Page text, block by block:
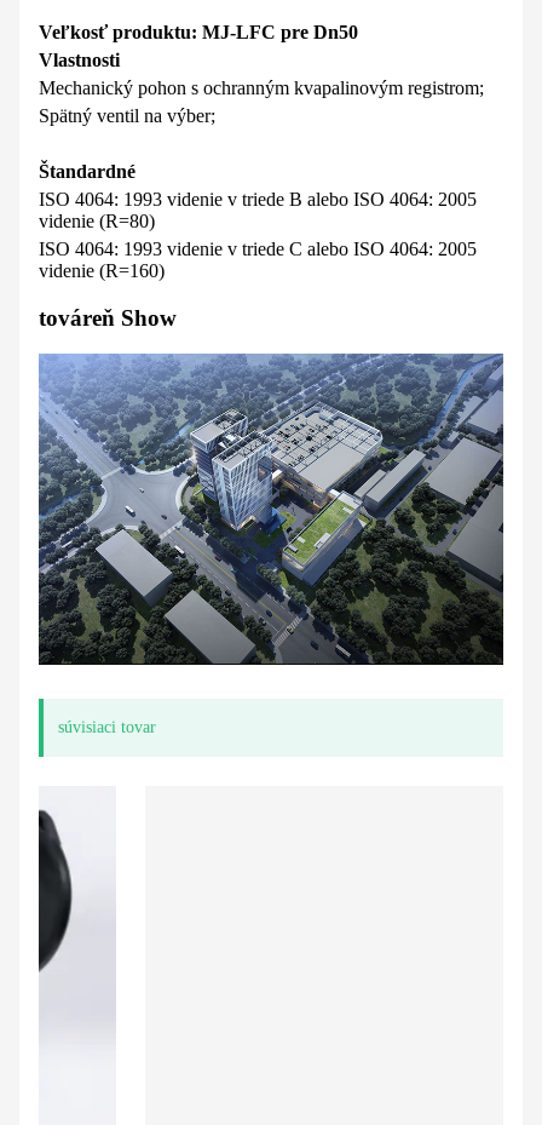
Veľkosť produktu: MJ-LFC pre Dn50
Vlastnosti
Mechanický pohon s ochranným kvapalinovým registrom;
Spätný ventil na výber;
Štandardné
ISO 4064: 1993 videnie v triede B alebo ISO 4064: 2005
videnie (R=80)
ISO 4064: 1993 videnie v triede C alebo ISO 4064: 2005
videnie (R=160)
továreň Show
súvisiaci tovar